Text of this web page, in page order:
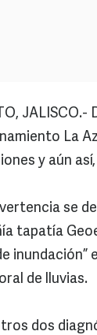
La
y aún
se
tapatía
inundación”
de lluvias.
dos